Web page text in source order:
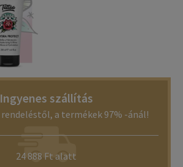
Ingyenes szállítás
rendeléstől, a termékek 97% -ánál!
24 888 Ft alatt